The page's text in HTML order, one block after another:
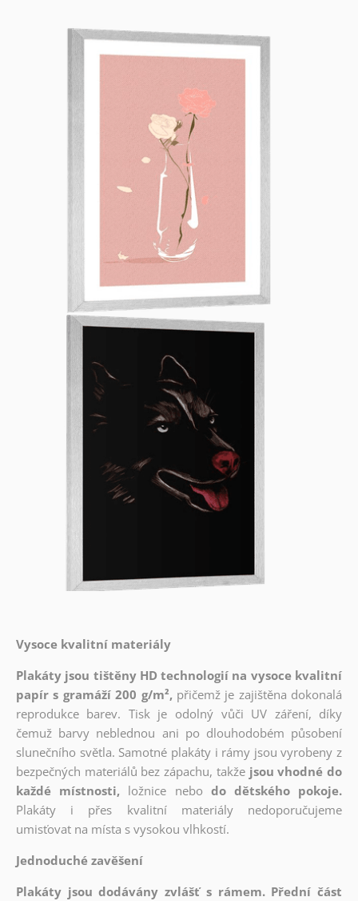
Vysoce kvalitní materiály
Plakáty jsou tištěny HD technologií na vysoce kvalitní
papír s gramáží 200 g/m², přičemž je zajištěna dokonalá
reprodukce barev. Tisk je odolný vůči UV záření, díky
čemuž barvy neblednou ani po dlouhodobém působení
slunečního světla. Samotné plakáty i rámy jsou vyrobeny z
bezpečných materiálů bez zápachu, takže jsou vhodné do
každé místnosti, ložnice nebo do dětského pokoje.
Plakáty i přes kvalitní materiály nedoporučujeme
umisťovat na místa s vysokou vlhkostí.
Jednoduché zavěšení
Plakáty jsou dodávány zvlášť s rámem. Přední část